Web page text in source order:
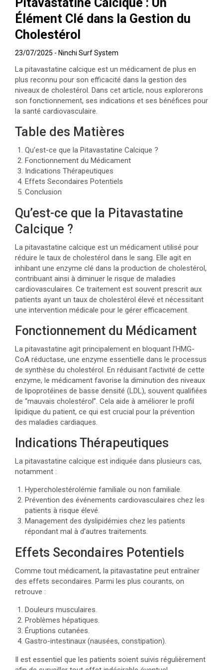
Élément Clé dans la Gestion du
Cholestérol
23/07/2025 Ninchi Surf System
La pitavastatine calcique est un médicament de plus en
plus reconnu pour son efficacité dans la gestion des
niveaux de cholestérol. Dans cet article, nous explorerons
son fonctionnement, ses indications et ses bénéfices pour
la santé cardiovasculaire.
Table des Matières
Qu’est-ce que la Pitavastatine Calcique ?
Fonctionnement du Médicament
Indications Thérapeutiques
Effets Secondaires Potentiels
Conclusion
Qu’est-ce que la Pitavastatine
Calcique ?
La pitavastatine calcique est un médicament utilisé pour
réduire le taux de cholestérol dans le sang. Elle agit en
inhibant une enzyme clé dans la production de cholestérol,
contribuant ainsi à diminuer le risque de maladies
cardiovasculaires. Ce traitement est souvent prescrit aux
patients ayant un taux de cholestérol élevé et nécessitant
une intervention médicale pour le gérer efficacement.
Fonctionnement du Médicament
La pitavastatine agit principalement en bloquant l’HMG-
CoA réductase, une enzyme essentielle dans le processus
de synthèse du cholestérol. En réduisant l’activité de cette
enzyme, le médicament favorise la diminution des niveaux
de lipoprotéines de basse densité (LDL), souvent qualifiées
de “mauvais cholestérol”. Cela aide à améliorer le profil
lipidique du patient, ce qui est crucial pour la prévention
des maladies cardiaques.
Indications Thérapeutiques
La pitavastatine calcique est indiquée dans plusieurs cas,
notamment :
Hypercholestérolémie familiale ou non familiale.
Prévention des événements cardiovasculaires chez les
patients à risque élevé.
Management des dyslipidémies chez les patients
répondant mal à d’autres traitements.
Effets Secondaires Potentiels
Comme tout médicament, la pitavastatine peut entraîner
des effets secondaires. Parmi les plus courants, on
retrouve :
Douleurs musculaires.
Problèmes hépatiques.
Éruptions cutanées.
Gastro-intestinaux (nausées, constipation).
Il est essentiel que les patients soient suivis régulièrement